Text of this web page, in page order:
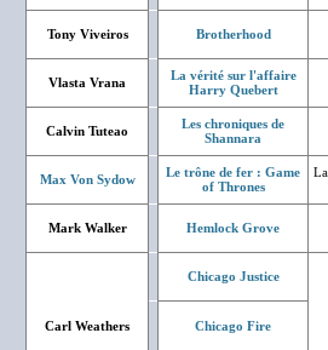
Tony Viveiros Brotherhood
Vlasta Vrana
La vérité sur l'affaire
Harry Quebert
Calvin Tuteao
Les chroniques de
Shannara
Max Von Sydow
Le trône de fer : Game
of Thrones
Mark Walker Hemlock Grove
Carl Weathers
Chicago Justice
Chicago Fire